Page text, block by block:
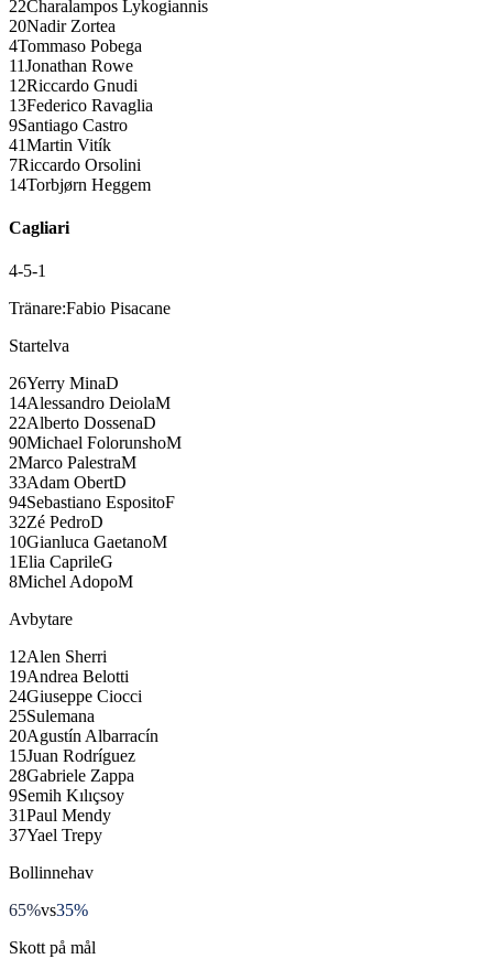
22Charalampos Lykogiannis
20Nadir Zortea
4Tommaso Pobega
11Jonathan Rowe
12Riccardo Gnudi
13Federico Ravaglia
9Santiago Castro
41Martin Vitík
7Riccardo Orsolini
14Torbjørn Heggem
Cagliari
4-5-1
Tränare:Fabio Pisacane
Startelva
26Yerry MinaD
14Alessandro DeiolaM
22Alberto DossenaD
90Michael FolorunshoM
2Marco PalestraM
33Adam ObertD
94Sebastiano EspositoF
32Zé PedroD
10Gianluca GaetanoM
1Elia CaprileG
8Michel AdopoM
Avbytare
12Alen Sherri
19Andrea Belotti
24Giuseppe Ciocci
25Sulemana
20Agustín Albarracín
15Juan Rodríguez
28Gabriele Zappa
9Semih Kılıçsoy
31Paul Mendy
37Yael Trepy
Bollinnehav
65%vs35%
Skott på mål